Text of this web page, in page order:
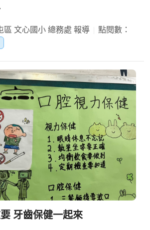
區 文心國小 總務處 報導
點閱數：
牙齒保健一起來